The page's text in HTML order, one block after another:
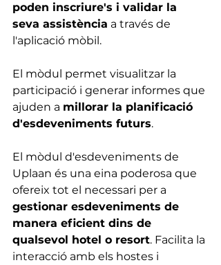
poden inscriure's i validar la
seva assistència a través de
l'aplicació mòbil.
El mòdul permet visualitzar la
participació i generar informes que
ajuden a millorar la planificació
d'esdeveniments futurs.
El mòdul d'esdeveniments de
Uplaan és una eina poderosa que
ofereix tot el necessari per a
gestionar esdeveniments de
manera eficient dins de
qualsevol hotel o resort. Facilita la
interacció amb els hostes i